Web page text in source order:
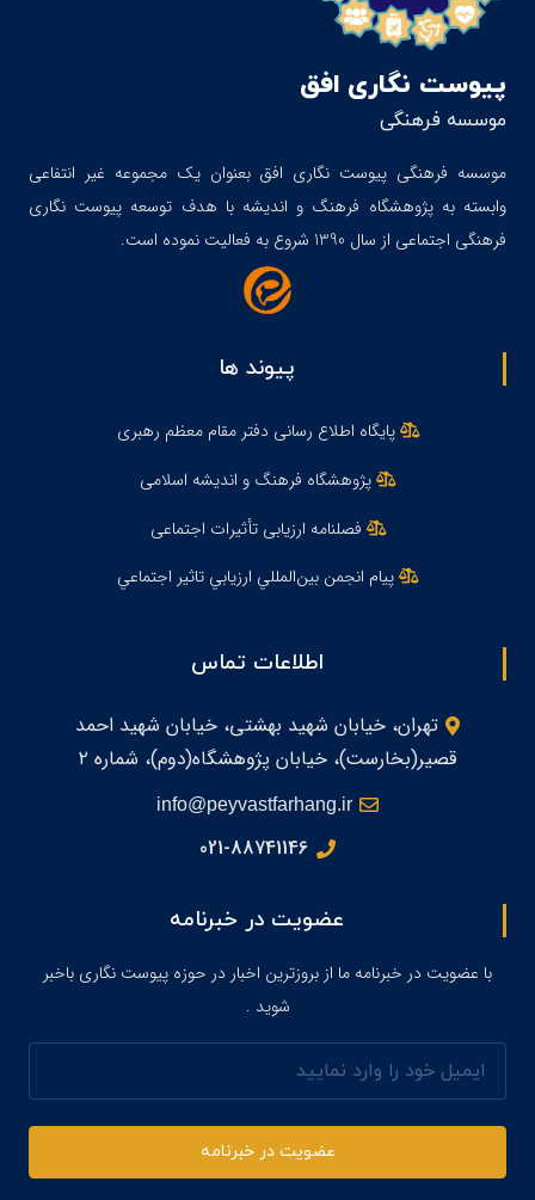
پیوست نگاری افق
موسسه فرهنگی
موسسه فرهنگی پیوست نگاری افق بعنوان یک مجموعه غیر انتفاعی
وابسته به پژوهشگاه فرهنگ و اندیشه با هدف توسعه پیوست نگاری
فرهنگی اجتماعی از سال 1390 شروع به فعالیت نموده است.
پیوند ها
پایگاه اطلاع رسانی دفتر مقام معظم رهبری
پژوهشگاه فرهنگ و اندیشه اسلامی
فصلنامه ارزیابی تأثیرات اجتماعی
پيام انجمن بين‌المللي ارزيابي تاثير اجتماعي
اطلاعات تماس
تهران، خیابان شهید بهشتی، خیابان شهید احمد
قصیر(بخارست)، خیابان پژوهشگاه(دوم)، شماره ۲
info@peyvastfarhang.ir
021-88741146
عضویت در خبرنامه
با عضویت در خبرنامه ما از بروزترین اخبار در حوزه پیوست نگاری باخبر
شوید .